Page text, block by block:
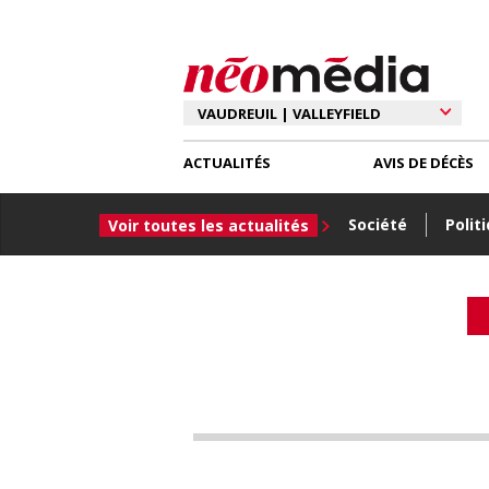
ACTUALITÉS
Voir toutes les actualités Société
AVIS DE DÉCÈS